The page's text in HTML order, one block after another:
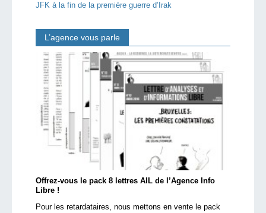
JFK à la fin de la première guerre d’Irak
L’agence vous parle
Offrez-vous le pack 8 lettres AIL de l’Agence Info
Libre !
Pour les retardataires, nous mettons en vente le pack